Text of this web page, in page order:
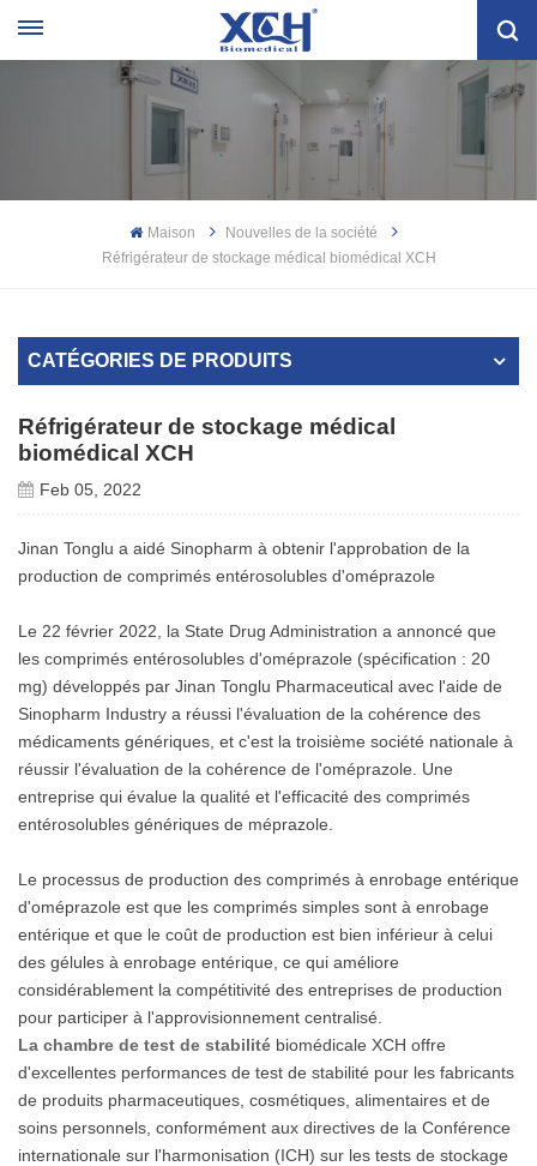
Maison
Nouvelles de la société
Réfrigérateur de stockage médical biomédical XCH
CATÉGORIES DE PRODUITS
Réfrigérateur de stockage médical
biomédical XCH
Feb 05, 2022
Jinan Tonglu a aidé Sinopharm à obtenir l'approbation de la
production de comprimés entérosolubles d'oméprazole
Le 22 février 2022, la State Drug Administration a annoncé que
les comprimés entérosolubles d'oméprazole (spécification : 20
mg) développés par Jinan Tonglu Pharmaceutical avec l'aide de
Sinopharm Industry a réussi l'évaluation de la cohérence des
médicaments génériques, et c'est la troisième société nationale à
réussir l'évaluation de la cohérence de l'oméprazole. Une
entreprise qui évalue la qualité et l'efficacité des comprimés
entérosolubles génériques de méprazole.
Le processus de production des comprimés à enrobage entérique
d'oméprazole est que les comprimés simples sont à enrobage
entérique et que le coût de production est bien inférieur à celui
des gélules à enrobage entérique, ce qui améliore
considérablement la compétitivité des entreprises de production
pour participer à l'approvisionnement centralisé.
La chambre de test de stabilité biomédicale XCH offre
d'excellentes performances de test de stabilité pour les fabricants
de produits pharmaceutiques, cosmétiques, alimentaires et de
soins personnels, conformément aux directives de la Conférence
internationale sur l'harmonisation (ICH) sur les tests de stockage